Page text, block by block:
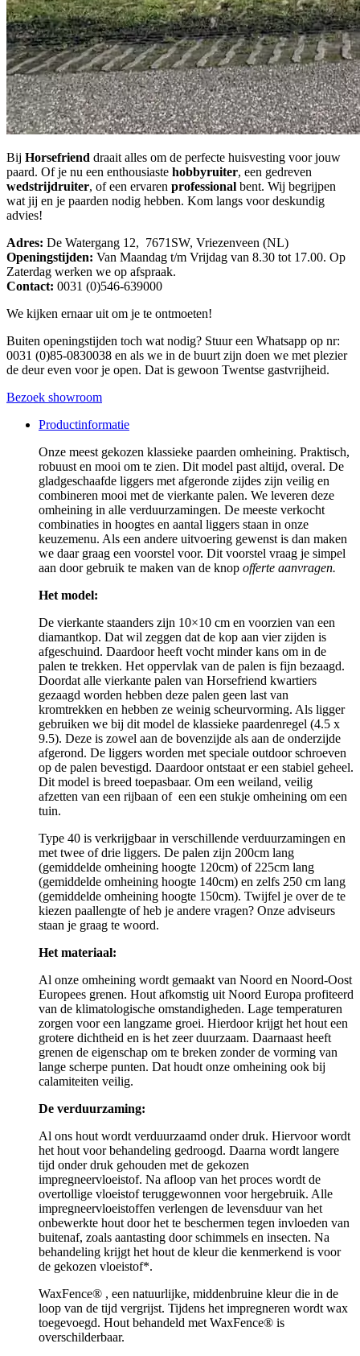
Bij Horsefriend draait alles om de perfecte huisvesting voor jouw
paard. Of je nu een enthousiaste hobbyruiter, een gedreven
wedstrijdruiter, of een ervaren professional bent. Wij begrijpen
wat jij en je paarden nodig hebben. Kom langs voor deskundig
advies!
Adres: De Watergang 12, 7671SW, Vriezenveen (NL)
Openingstijden: Van Maandag t/m Vrijdag van 8.30 tot 17.00. Op
Zaterdag werken we op afspraak.
Contact: 0031 (0)546-639000
We kijken ernaar uit om je te ontmoeten!
Buiten openingstijden toch wat nodig? Stuur een Whatsapp op nr:
0031 (0)85-0830038 en als we in de buurt zijn doen we met plezier
de deur even voor je open. Dat is gewoon Twentse gastvrijheid.
Bezoek showroom
Productinformatie
Onze meest gekozen klassieke paarden omheining. Praktisch,
robuust en mooi om te zien. Dit model past altijd, overal. De
gladgeschaafde liggers met afgeronde zijdes zijn veilig en
combineren mooi met de vierkante palen. We leveren deze
omheining in alle verduurzamingen. De meeste verkocht
combinaties in hoogtes en aantal liggers staan in onze
keuzemenu. Als een andere uitvoering gewenst is dan maken
we daar graag een voorstel voor. Dit voorstel vraag je simpel
aan door gebruik te maken van de knop offerte aanvragen.
Het model:
De vierkante staanders zijn 10×10 cm en voorzien van een
diamantkop. Dat wil zeggen dat de kop aan vier zijden is
afgeschuind. Daardoor heeft vocht minder kans om in de
palen te trekken. Het oppervlak van de palen is fijn bezaagd.
Doordat alle vierkante palen van Horsefriend kwartiers
gezaagd worden hebben deze palen geen last van
kromtrekken en hebben ze weinig scheurvorming. Als ligger
gebruiken we bij dit model de klassieke paardenregel (4.5 x
9.5). Deze is zowel aan de bovenzijde als aan de onderzijde
afgerond. De liggers worden met speciale outdoor schroeven
op de palen bevestigd. Daardoor ontstaat er een stabiel geheel.
Dit model is breed toepasbaar. Om een weiland, veilig
afzetten van een rijbaan of een een stukje omheining om een
tuin.
Type 40 is verkrijgbaar in verschillende verduurzamingen en
met twee of drie liggers. De palen zijn 200cm lang
(gemiddelde omheining hoogte 120cm) of 225cm lang
(gemiddelde omheining hoogte 140cm) en zelfs 250 cm lang
(gemiddelde omheining hoogte 150cm). Twijfel je over de te
kiezen paallengte of heb je andere vragen? Onze adviseurs
staan je graag te woord.
Het materiaal:
Al onze omheining wordt gemaakt van Noord en Noord-Oost
Europees grenen. Hout afkomstig uit Noord Europa profiteerd
van de klimatologische omstandigheden. Lage temperaturen
zorgen voor een langzame groei. Hierdoor krijgt het hout een
grotere dichtheid en is het zeer duurzaam. Daarnaast heeft
grenen de eigenschap om te breken zonder de vorming van
lange scherpe punten. Dat houdt onze omheining ook bij
calamiteiten veilig.
De verduurzaming:
Al ons hout wordt verduurzaamd onder druk. Hiervoor wordt
het hout voor behandeling gedroogd. Daarna wordt langere
tijd onder druk gehouden met de gekozen
impregneervloeistof. Na afloop van het proces wordt de
overtollige vloeistof teruggewonnen voor hergebruik. Alle
impregneervloeistoffen verlengen de levensduur van het
onbewerkte hout door het te beschermen tegen invloeden van
buitenaf, zoals aantasting door schimmels en insecten. Na
behandeling krijgt het hout de kleur die kenmerkend is voor
de gekozen vloeistof*.
WaxFence® , een natuurlijke, middenbruine kleur die in de
loop van de tijd vergrijst. Tijdens het impregneren wordt wax
toegevoegd. Hout behandeld met WaxFence® is
overschilderbaar.